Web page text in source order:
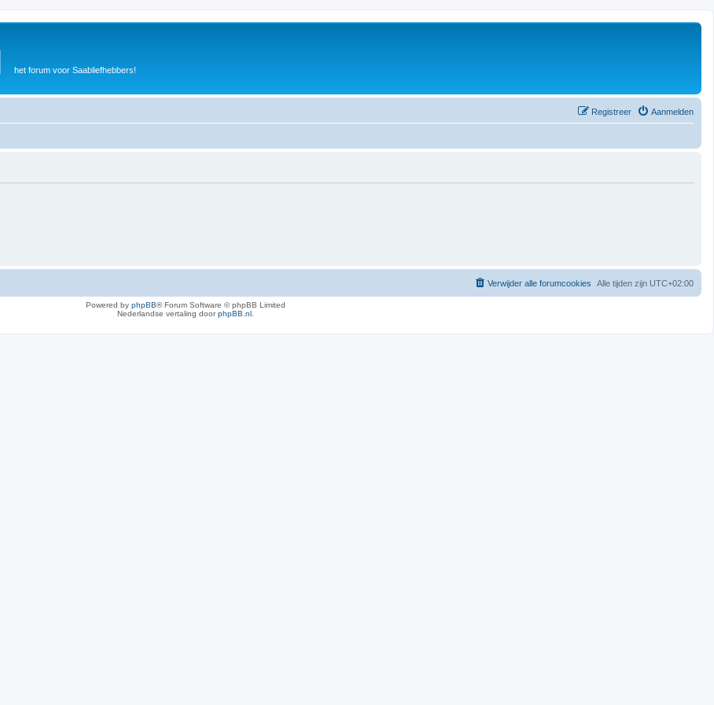
het forum voor Saabliefhebbers!
Aanmelden
Registreer
Alle tijden zijn UTC+02:00
Verwijder alle forumcookies
Powered by phpBB® Forum Software © phpBB Limited
Nederlandse vertaling doorphpBB.nl